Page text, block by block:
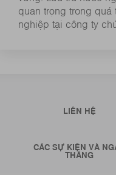
quan trọng trong quá
nghiệp tại công ty
LIÊN HỆ
CÁC SỰ KIỆN VÀ
THÁNG